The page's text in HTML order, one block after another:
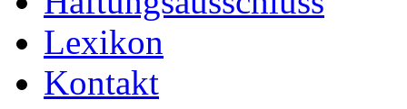
Lexikon
Kontakt